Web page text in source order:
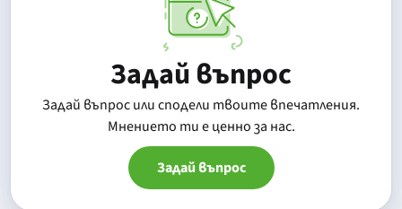
Задай въпрос
Задай въпрос или сподели твоите впечатления.
Mнението ти е ценно за нас.
Задай въпрос